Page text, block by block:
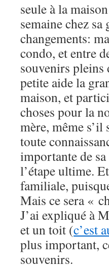
seule à la
semaine chez
changements:
condo, et entre
souvenirs pleins
petite aide la
maison, et
choses pour la
mère, même s’il
toute
importante de
l’étape ultime.
familiale,
Mais ce sera «
J’ai expliqué à
et un toit (c’est
plus important,
souvenirs.